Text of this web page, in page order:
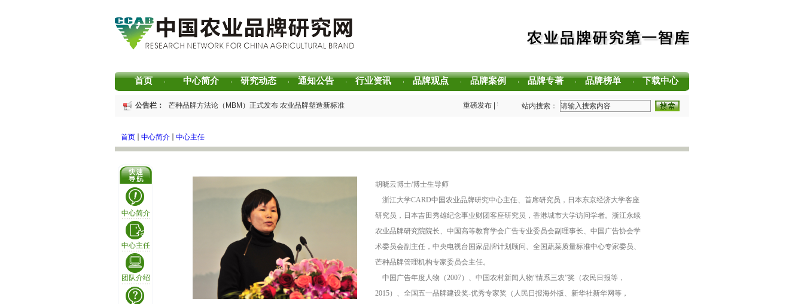
首页 | 中心简介 | 研究动态 | 通知公告 | 行业资讯 | 品牌观点 | 品牌案例 | 品牌专著 | 品牌榜单 | 下载中心
公告栏：
重磅发布 | 芒种品牌方法论（MBM）正式发布 农业品牌塑造新标准
书香赋能乡村振兴！“耕读中国·品牌强农”主题阅读活动在杭州圆满落幕
专家观点｜建构富有持久竞争力的中国品牌生态 创新具有独特整合力的中国品牌叙事
重磅发布 | 芒种品牌方法论（MBM）正式发布 农业品牌塑造新标准
站内搜索：
首页 中心简介 中心主任
中心简介
中心主任
团队介绍
胡晓云博士/博士生导师
浙江大学CARD中国农业品牌研究中心主任、首席研究员，日本东京经济大学客座
研究员，日本吉田秀雄纪念事业财团客座研究员，香港城市大学访问学者。浙江永续
农业品牌研究院院长、中国高等教育学会广告专业委员会副理事长、中国广告协会学
术委员会副主任，中央电视台国家品牌计划顾问、全国蔬菜质量标准中心专家委员、
芒种品牌管理机构专家委员会主任。
中国广告年度人物（2007）、中国农村新闻人物“情系三农”奖（农民日报等，
2015）、全国五一品牌建设奖-优秀专家奖（人民日报海外版、新华社新华网等，